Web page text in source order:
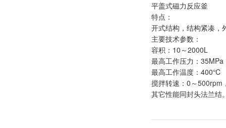
平盖式磁力反应釜
特点：
开式结构，结构紧凑，
主要技术参数：
容积：10～2000L
最高工作压力：35MPa
最高工作温度：400℃
搅拌转速：0～500rpm
其它性能同封头法兰结